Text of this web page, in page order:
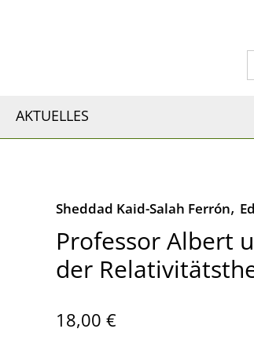
AKTUELLES
Sheddad Kaid-Salah Ferrón,
Professor Albert
der
18,00 €